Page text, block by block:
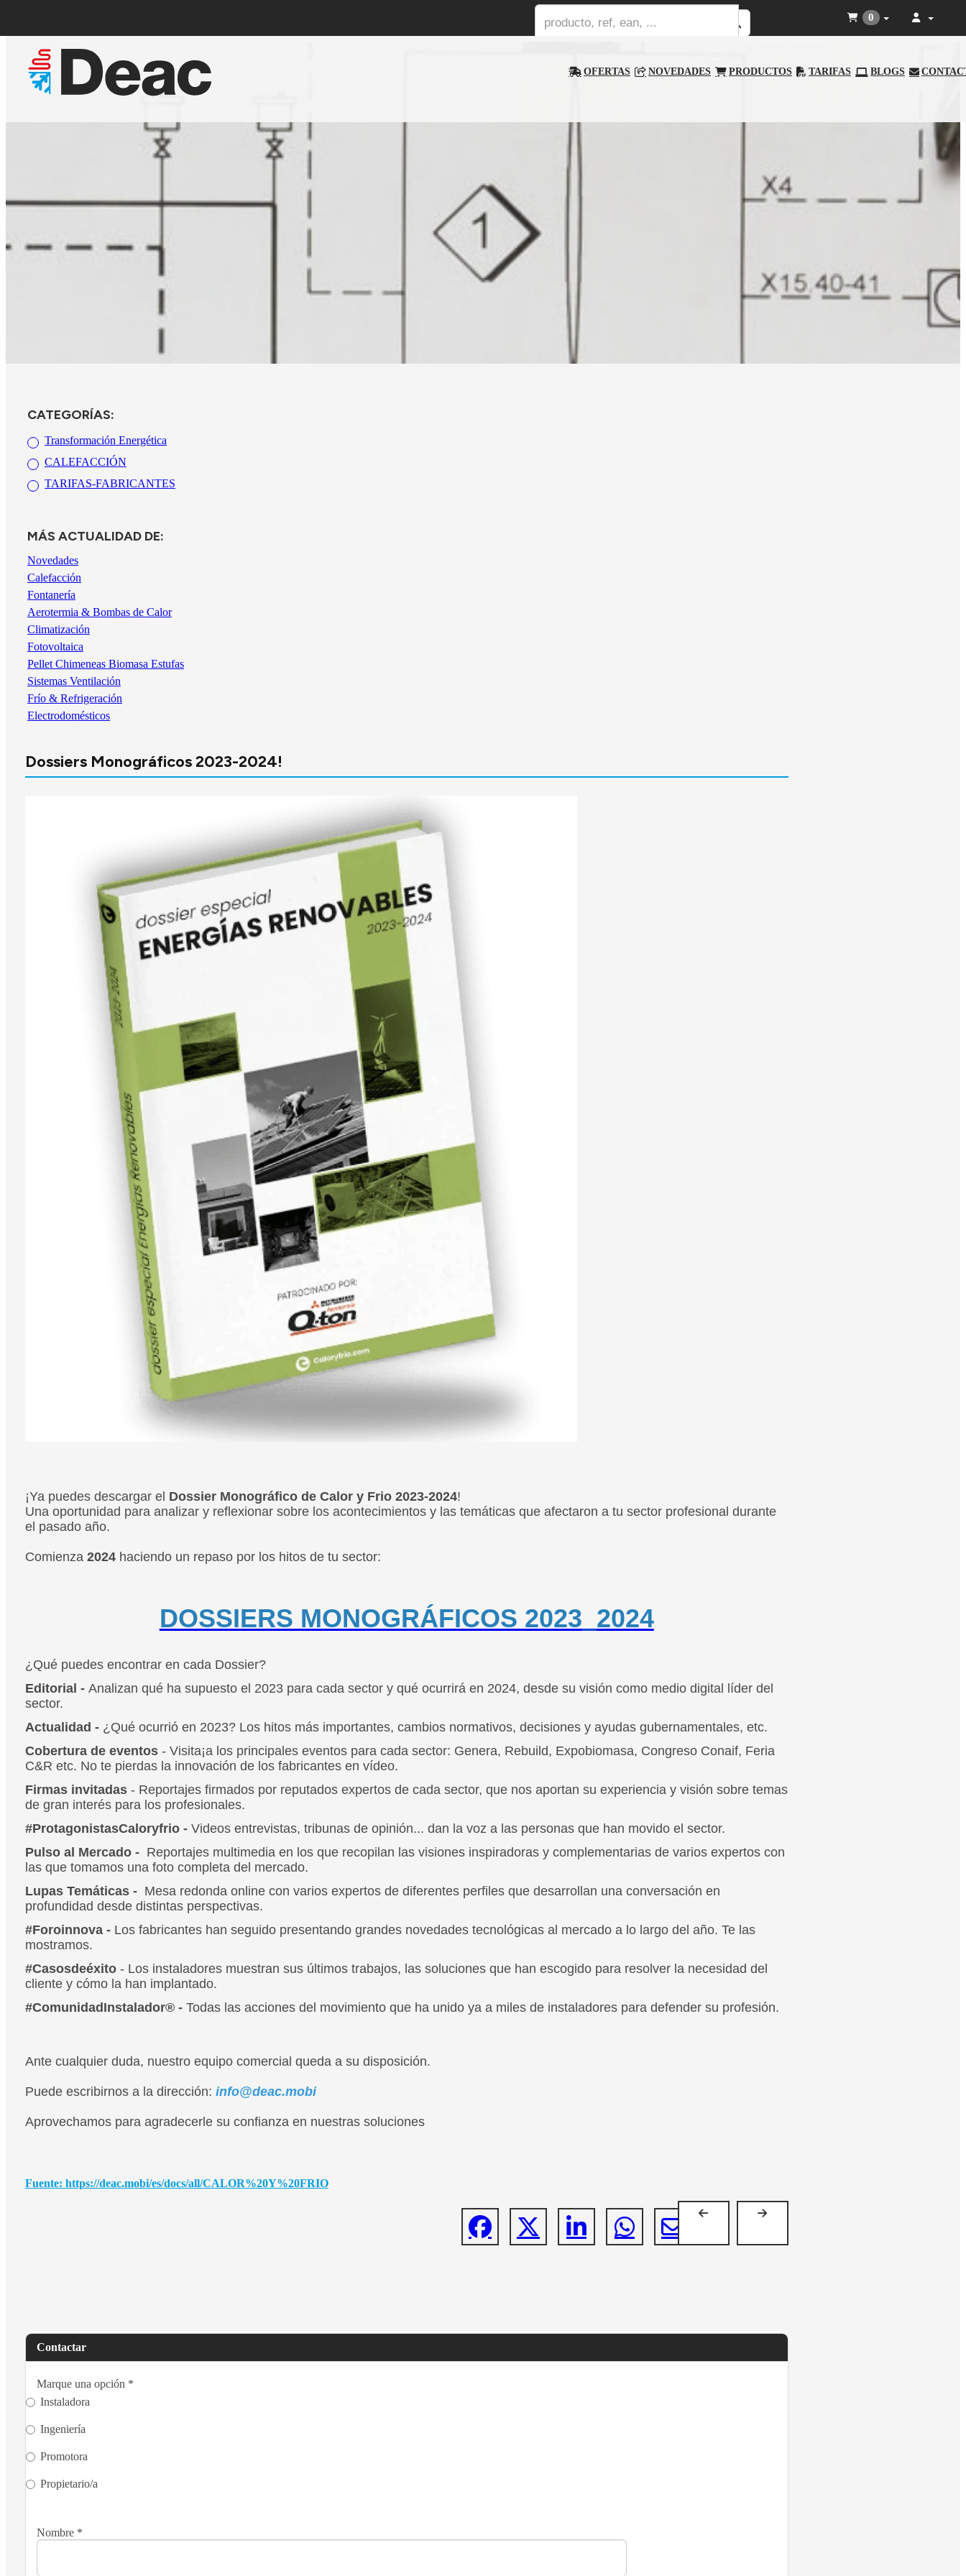
OFERTAS NOVEDADES PRODUCTOS TARIFAS BLOGS
0
CATEGORÍAS:
Transformación Energética
CALEFACCIÓN
TARIFAS-FABRICANTES
MÁS ACTUALIDAD DE:
Novedades
Calefacción
Fontanería
Aerotermia & Bombas de Calor
Climatización
Fotovoltaica
Pellet Chimeneas Biomasa Estufas
Sistemas Ventilación
Frío & Refrigeración
Electrodomésticos
Dossiers Monográficos 2023-2024!
¡Ya puedes descargar el Dossier Monográfico de Calor y Frio 2023-2024!
Una oportunidad para analizar y reflexionar sobre los acontecimientos y las temáticas que afectaron a tu sector profesional durante
el pasado año.
Comienza 2024haciendo un repaso por los hitos de tu sector:
DOSSIERS MONOGRÁFICOS 2023_2024
¿Qué puedes encontrar en cada Dossier?
Editorial - Analizan qué ha supuesto el 2023 para cada sector y qué ocurrirá en 2024, desde su visión como medio digital líder del
sector.
Actualidad - ¿Qué ocurrió en 2023? Los hitos más importantes, cambios normativos, decisiones y ayudas gubernamentales, etc.
Cobertura de eventos- Visita¡a los principales eventos para cada sector: Genera, Rebuild, Expobiomasa, Congreso Conaif, Feria
C&R etc. No te pierdas la innovación de los fabricantes en vídeo.
Firmas invitadas - Reportajes firmados por reputados expertos de cada sector, que nos aportan su experiencia y visión sobre temas
de gran interés para los profesionales.
#ProtagonistasCaloryfrio -Videos entrevistas, tribunas de opinión... dan la voz a las personas que han movido el sector.
Pulso al Mercado -Reportajes multimedia en los que recopilan las visiones inspiradoras y complementarias de varios expertos con
las que tomamos una foto completa del mercado.
Lupas Temáticas -Mesa redonda online con varios expertos de diferentes perfiles que desarrollan una conversación en
profundidad desde distintas perspectivas.
#Foroinnova -Los fabricantes han seguido presentando grandes novedades tecnológicas al mercado a lo largo del año. Te las
mostramos.
#Casosdeéxito - Los instaladores muestran sus últimos trabajos, las soluciones que han escogido para resolver la necesidad del
cliente y cómo la han implantado.
#ComunidadInstalador® - Todas las acciones del movimiento que ha unido ya a miles de instaladores para defender su profesión.
Ante cualquier duda, nuestro equipo comercial queda a su disposición.
Puede escribirnos a la dirección: info@deac.mobi
Aprovechamos para agradecerle su confianza en nuestras soluciones
Fuente: https://deac.mobi/es/docs/all/CALOR%20Y%20FRIO
Contactar
Marque una opción *
Instaladora
Ingeniería
Promotora
Propietario/a
Nombre *